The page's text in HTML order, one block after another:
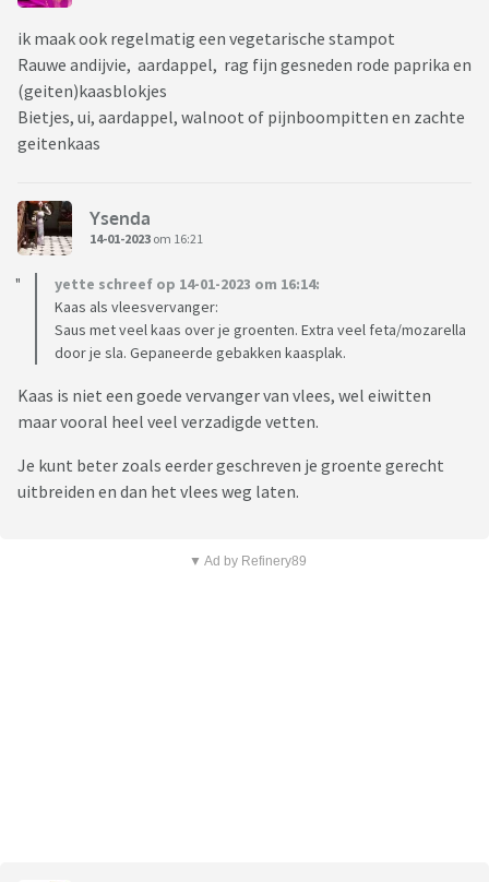
ik maak ook regelmatig een vegetarische stampot
Rauwe andijvie, aardappel, rag fijn gesneden rode paprika en
(geiten)kaasblokjes
Bietjes, ui, aardappel, walnoot of pijnboompitten en zachte
geitenkaas
Ysenda
14-01-2023 om 16:21
yette schreef op 14-01-2023 om 16:14:
Kaas als vleesvervanger:
Saus met veel kaas over je groenten. Extra veel feta/mozarella
door je sla. Gepaneerde gebakken kaasplak.
Kaas is niet een goede vervanger van vlees, wel eiwitten
maar vooral heel veel verzadigde vetten.
Je kunt beter zoals eerder geschreven je groente gerecht
uitbreiden en dan het vlees weg laten.
▼ Ad by Refinery89